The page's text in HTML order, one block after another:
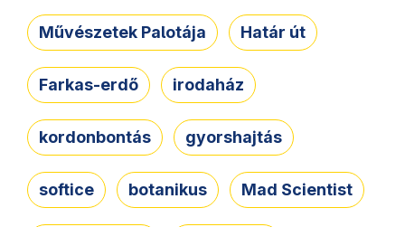
Művészetek Palotája Határ út
Farkas-erdő irodaház
kordonbontás gyorshajtás
softice botanikus Mad Scientist